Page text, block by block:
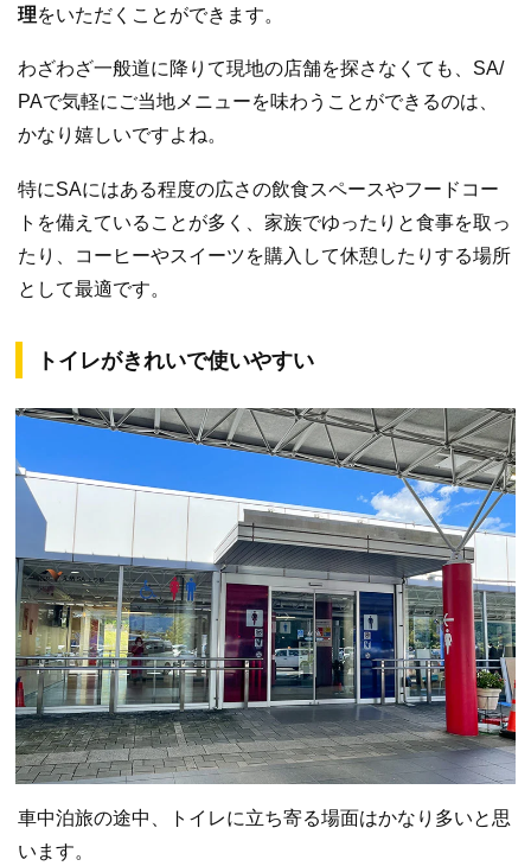
理をいただくことができます。
わざわざ一般道に降りて現地の店舗を探さなくても、SA/
PAで気軽にご当地メニューを味わうことができるのは、
かなり嬉しいですよね。
特にSAにはある程度の広さの飲食スペースやフードコー
トを備えていることが多く、家族でゆったりと食事を取っ
たり、コーヒーやスイーツを購入して休憩したりする場所
として最適です。
トイレがきれいで使いやすい
車中泊旅の途中、トイレに立ち寄る場面はかなり多いと思
います。